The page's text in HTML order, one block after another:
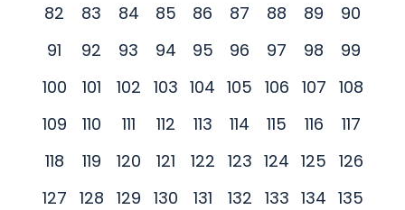
82
83 84 85 86 87 88 89
90
91
92 93 94 95 96 97 98
99
100
101 102 103 104 105 106 107 108
109
110 111 112 113 114 115 116
117
118
119 120 121 122 123 124 125 126
127 128 129 130 131 132 133 134 135